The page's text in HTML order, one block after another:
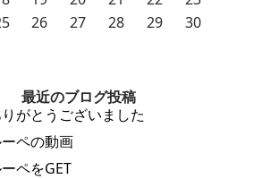
26 27 28 29
30
最近のブログ投稿
がとうございました
ペの動画
ペをGET